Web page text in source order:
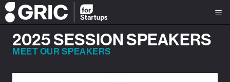
2025 SESSION SPEAKERS
MEET OUR SPEAKERS